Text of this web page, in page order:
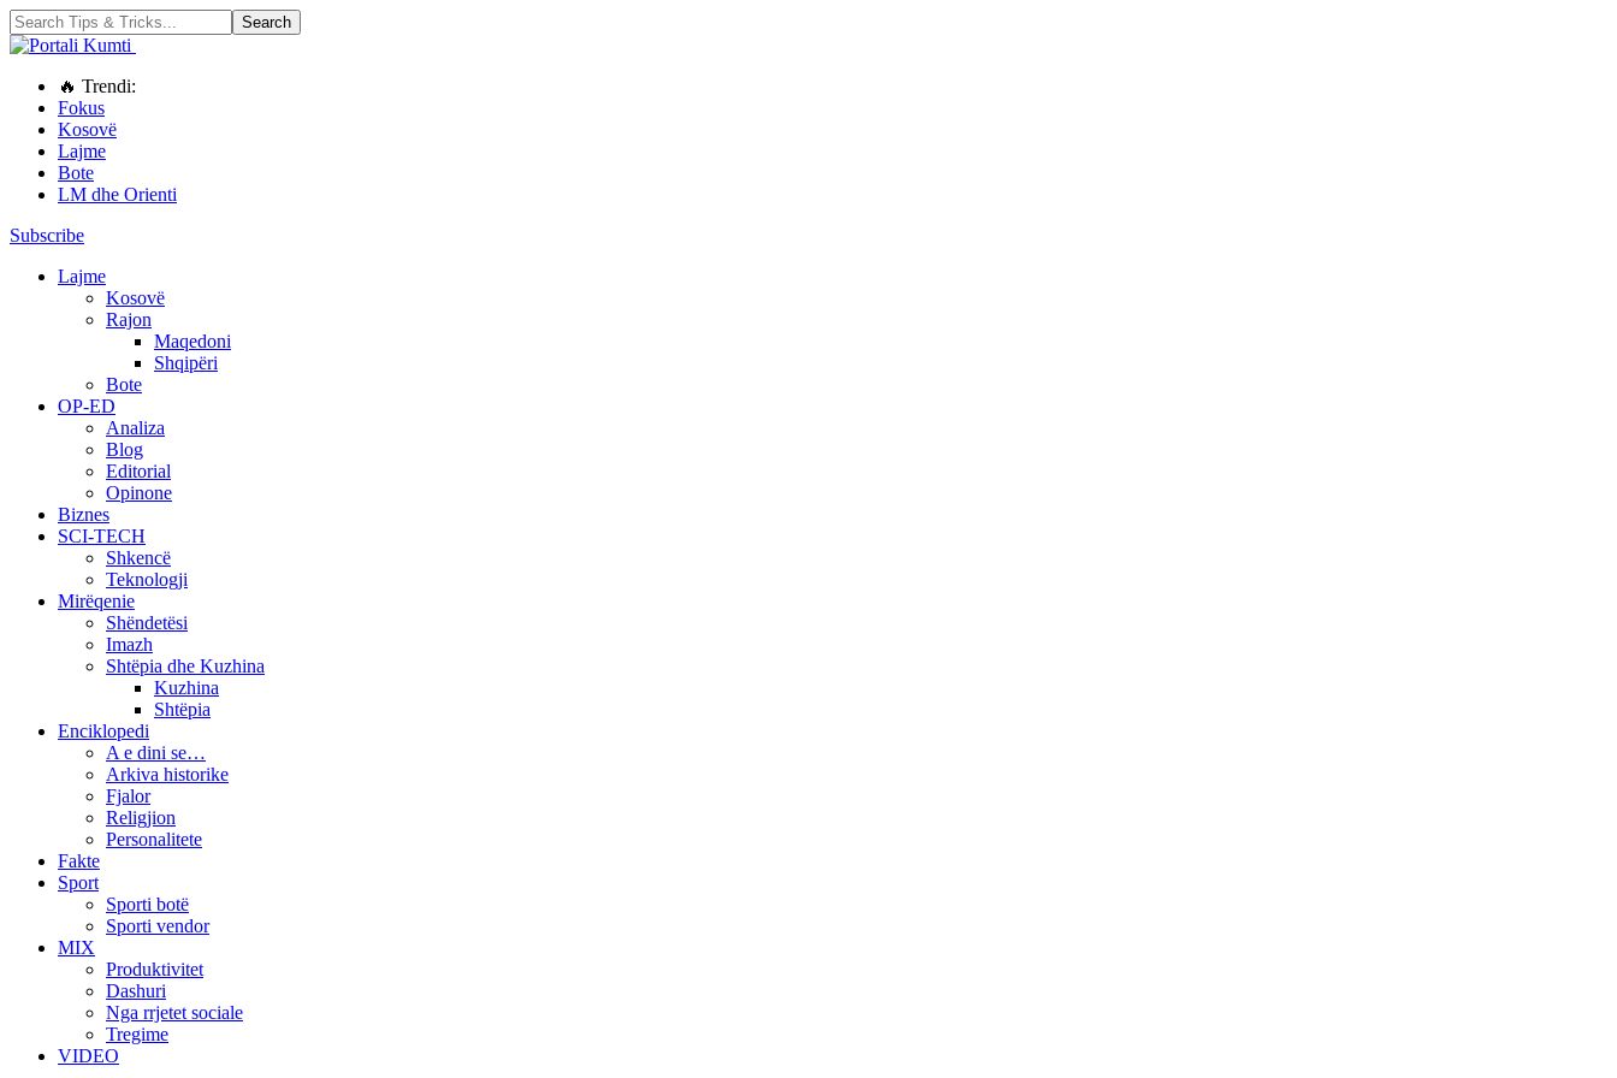
🔥 Trendi:
Fokus
Kosovë
Lajme
Bote
LM dhe Orienti
Subscribe
Lajme
Kosovë
Rajon
Maqedoni
Shqipëri
Bote
OP-ED
Analiza
Blog
Editorial
Opinone
Biznes
SCI-TECH
Shkencë
Teknologji
Mirëqenie
Shëndetësi
Imazh
Shtëpia dhe Kuzhina
Kuzhina
Shtëpia
Enciklopedi
A e dini se…
Arkiva historike
Fjalor
Religjion
Personalitete
Fakte
Sport
Sporti botë
Sporti vendor
MIX
Produktivitet
Dashuri
Nga rrjetet sociale
Tregime
VIDEO